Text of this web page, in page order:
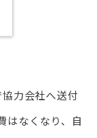
力会社へ送付
はなくなり、自